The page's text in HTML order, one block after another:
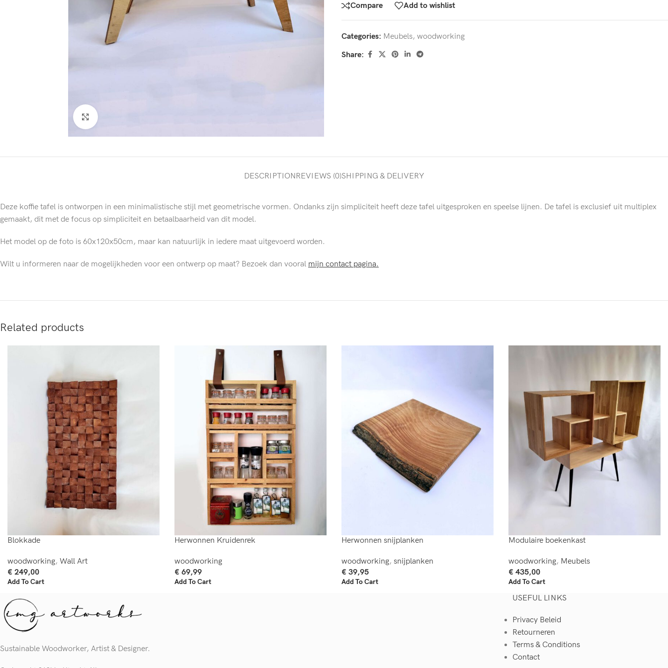
Compare Add to wishlist
Categories: Meubels, woodworking
Share:
DESCRIPTIONREVIEWS (0)SHIPPING & DELIVERY
Deze koffie tafel is ontworpen in een minimalistische stijl met geometrische vormen. Ondanks zijn simpliciteit heeft deze tafel uitgesproken en speelse lijnen. De tafel is exclusief uit multiplex
gemaakt, dit met de focus op simpliciteit en betaalbaarheid van dit model.
Het model op de foto is 60x120x50cm, maar kan natuurlijk in iedere maat uitgevoerd worden.
Wilt u informeren naar de mogelijkheden voor een ontwerp op maat? Bezoek dan vooral mijn contact pagina.
Related products
Blokkade
woodworking, Wall Art
€ 249,00
Add To Cart
Herwonnen Kruidenrek
woodworking
€ 69,99
Add To Cart
Herwonnen snijplanken
woodworking, snijplanken
€ 39,95
Add To Cart
Modulaire boekenkast
woodworking, Meubels
€ 435,00
Add To Cart
Sustainable Woodworker, Artist & Designer.
USEFUL LINKS
Privacy Beleid
Retourneren
Terms & Conditions
Contact